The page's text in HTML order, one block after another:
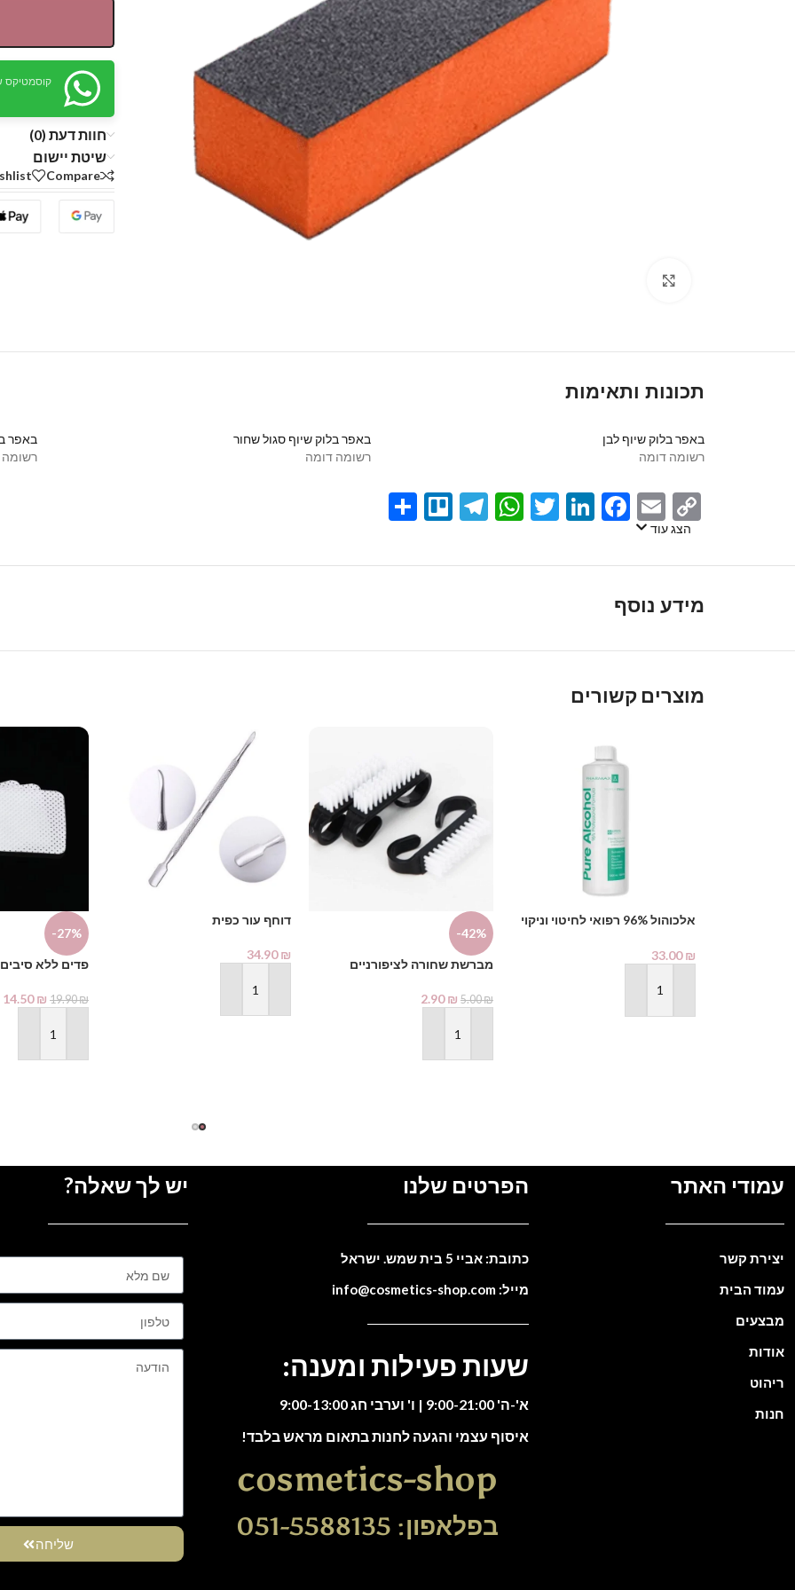
קוסמטיקס
חוות דעת (0)
שיטת יישום
Compare
תכונות ותאימות
באפר בלוק שיוף לבן
רשומה דומה
באפר בלוק שיוף סגול שחור
רשומה דומה
⁦באפר בלוק שיוף ורוד⁩
Copy
Link
Email
Facebook
LinkedIn
Twitter
WhatsApp
Telegram
Trello
Share
הצג עוד
מידע נוסף
מוצרים קשורים
אלכוהול 96% רפואי לחיטוי וניקוי
Alcohol
33.00₪
הוספה לסל
-42%
מברשת שחורה לציפורניים
5.00₪
2.90₪
הוספה לסל
דוחף עור כפית
34.90₪
הוספה לסל
-27%
פדים ללא
19.90₪
14.50₪
הוספה לסל
עמודי האתר
יצירת קשר
עמוד הבית
מבצעים
אודות
ריהוט
חנות
הפרטים שלנו
כתובת: אביי 5 בית שמש. ישראל
מייל: info@cosmetics-shop.com
שעות פעילות ומענה:
א'-ה' 9:00-21:00 | ו' וערבי חג 9:00-13:00
איסוף עצמי והגעה לחנות בתאום מראש בלבד!
cosmetics-shop
בפלאפון: 051-5588135
יש לך שאלה?
שליחה